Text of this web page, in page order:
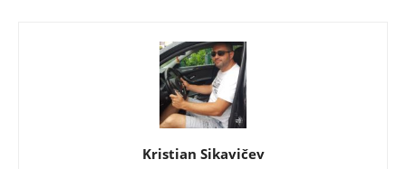
Kristian Sikavičev